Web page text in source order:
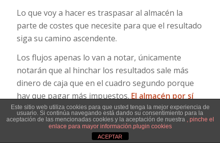
Lo que voy a hacer es traspasar al almacén la
parte de costes que necesite para que el resultado
siga su camino ascendente.
Los flujos apenas lo van a notar, únicamente
notarán que al hinchar los resultados sale más
dinero de caja que en el cuadro segundo porque
hay que pagar más impuestos.El almacén por sí
mismo, no mueve dineroya que, por una parte
todo el gasto que se traslada al almacén hace su
marcha y se va pagando cuando corresponda y
Este sitio web utiliza cookies para que usted tenga la mejor experiencia de
usuario. Si continúa navegando está dando su consentimiento para la
aceptación de las mencionadas cookies y la aceptación de nuestra , pinche el
enlace para mayor información.plugin cookies
ACEPTAR